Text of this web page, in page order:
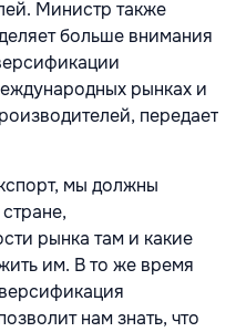
Министр также
больше внимания
рынках и
передает
мы должны
рынка там и какие
им. В то же время
нам знать, что